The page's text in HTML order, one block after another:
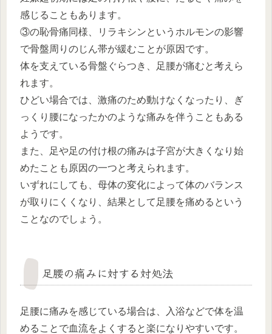
感じることもあります。
③の恥骨痛同様、リラキシンというホルモンの影響
で骨盤周りのじん帯が緩むことが原因です。
体を支えている骨盤ぐらつき、足腰が痛むと考えら
れます。
ひどい場合では、激痛のため動けなくなったり、ぎ
っくり腰になったかのような痛みを伴うこともある
ようです。
また、足や足の付け根の痛みは子宮が大きくなり始
めたことも原因の一つと考えられます。
いずれにしても、母体の変化によって体のバランス
が取りにくくなり、結果として足腰を痛めるという
ことなのでしょう。
足腰の痛みに対する対処法
足腰に痛みを感じている場合は、入浴などで体を温
めることで血流をよくすると楽になりやすいです。